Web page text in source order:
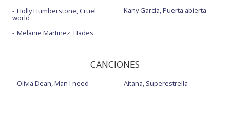
Holly Humberstone, Cruel
world
Melanie Martinez, Hades
Kany García, Puerta abierta
CANCIONES
Olivia Dean, Man I need Aitana, Superestrella